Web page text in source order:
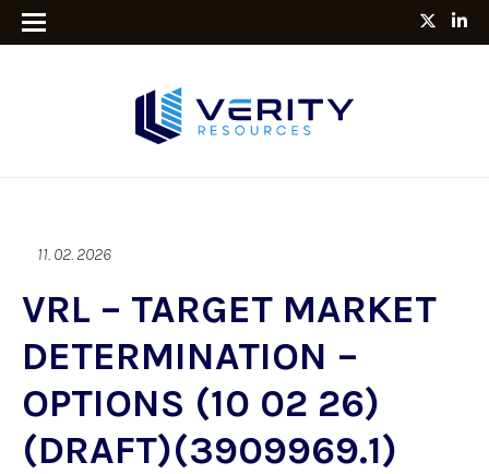
11. 02. 2026
VRL – TARGET MARKET
DETERMINATION –
OPTIONS (10 02 26)
(DRAFT)(3909969.1)